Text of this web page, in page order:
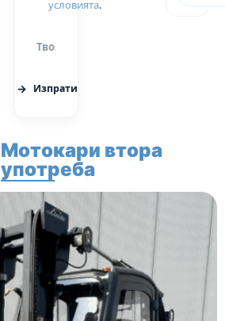
условията.
Изпрати
Мотокари втора
употреба